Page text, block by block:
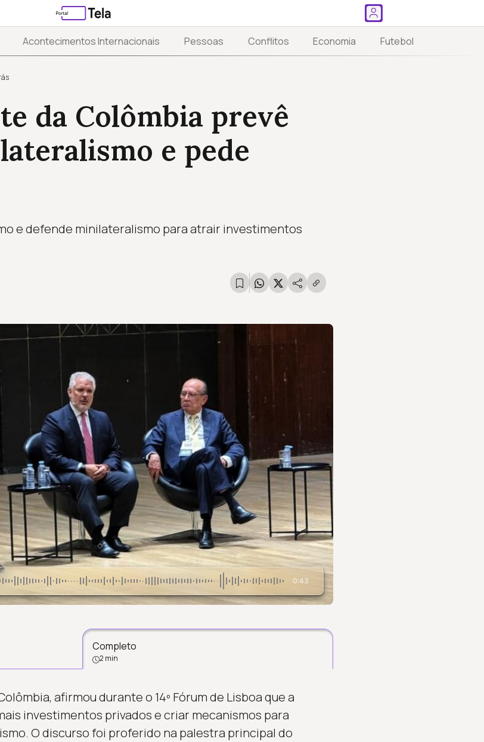
Acontecimentos Internacionais Pessoas Conflitos Economia Futebol
da Colômbia prevê
e pede
e defende minilateralismo para atrair investimentos
0:43
Completo
2 min
afirmou durante o 14º Fórum de Lisboa que a
investimentos privados e criar mecanismos para
O discurso foi proferido na palestra principal do